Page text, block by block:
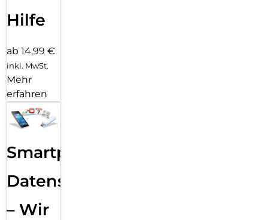
Hilfe
ab 14,99 €
inkl. MwSt.
Mehr
erfahren
Smartphone
Datensicherung
– Wir